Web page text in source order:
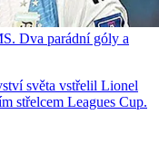
Dva parádní góly a
světa vstřelil Lionel
střelcem Leagues Cup.